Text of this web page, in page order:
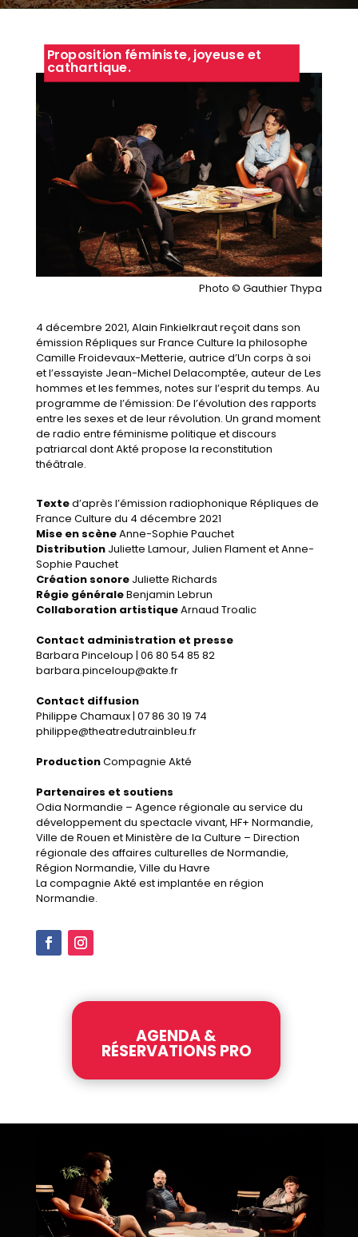
Proposition féministe, joyeuse et
cathartique.
Photo © Gauthier Thypa
4 décembre 2021, Alain Finkielkraut reçoit dans son
émission Répliques sur France Culture la philosophe
Camille Froidevaux-Metterie, autrice d’Un corps à soi
et l’essayiste Jean-Michel Delacomptée, auteur de Les
hommes et les femmes, notes sur l’esprit du temps. Au
programme de l’émission: De l’évolution des rapports
entre les sexes et de leur révolution. Un grand moment
de radio entre féminisme politique et discours
patriarcal dont Akté propose la reconstitution
théâtrale.
Texted’après l’émission radiophonique Répliques de
France Culture du 4 décembre 2021
Mise en scèneAnne-Sophie Pauchet
DistributionJuliette Lamour, Julien Flament et Anne-
Sophie Pauchet
Création sonoreJuliette Richards
Régie généraleBenjamin Lebrun
Collaboration artistiqueArnaud Troalic
Contact administration et presse
Barbara Pinceloup | 06 80 54 85 82
barbara.pinceloup@akte.fr
Contact diffusion
Philippe Chamaux | 07 86 30 19 74
philippe@theatredutrainbleu.fr
ProductionCompagnie Akté
Partenaires et soutiens
Odia Normandie – Agence régionale au service du
développement du spectacle vivant, HF+ Normandie,
Ville de Rouen et Ministère de la Culture – Direction
régionale des affaires culturelles de Normandie,
Région Normandie, Ville du Havre
La compagnie Akté est implantée en région
Normandie.
AGENDA &
RÉSERVATIONS PRO